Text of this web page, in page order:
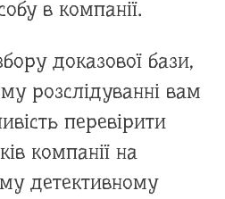
в компанії.
доказової бази,
розслідуванні вам
перевірити
компанії на
детективному